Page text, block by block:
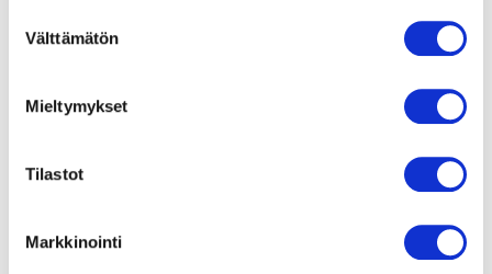
tai vanhempi. Vahvista ikäsi käyttääksesi sivustoa.
valinta
Välttämätön
Mieltymykset
Tilastot
Markkinointi
100 g tomusokeria (taikinaan)
125 g kylmää voita
500 g ricottajuustoa